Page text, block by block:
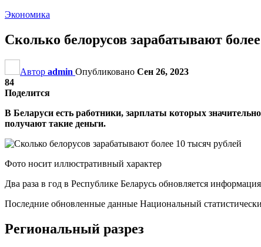
Экономика
Сколько белорусов зарабатывают
Автор admin Опубликовано Сен 26, 2023
84
Поделится
В Беларуси есть работники, зарплаты которых
получают такие деньги.
Фото носит иллюстративный характер
Два раза в год в Республике Беларусь обновляется
Последние обновленные данные Национальный
Региональный разрез